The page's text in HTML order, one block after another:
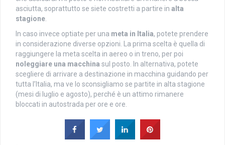
asciutta, soprattutto se siete costretti a partire in alta
stagione
In caso invece optiate per una meta in Italia, potete prendere
in considerazione diverse opzioni. La prima scelta è quella di
raggiungere la meta scelta in aereo o in treno, per poi
noleggiare una macchina sul posto. In alternativa, potete
scegliere di arrivare a destinazione in macchina guidando per
tutta l’Italia, ma ve lo sconsigliamo se partite in alta stagione
(mesi di luglio e agosto), perché è un attimo rimanere
bloccati in autostrada per ore e ore.